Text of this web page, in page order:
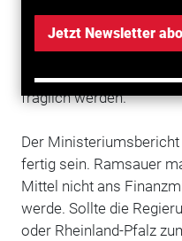
Jetzt Newsletter
bei dem der Bund die
geplanten
könnten mit Eintritt der
fraglich werden.
Der
fertig sein. Ramsauer
Mittel nicht ans
werde. Sollte die
oder Rheinland-Pfalz